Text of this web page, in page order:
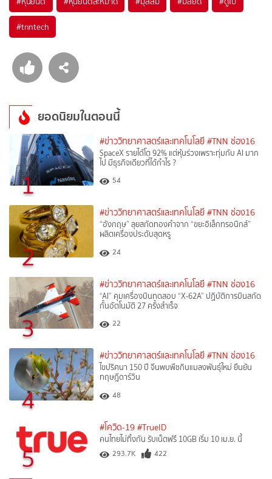
#tnntech
ยอดนิยมในตอนนี้
1
#ข่าววิทยาศาสตร์และเทคโนโลยี #TNN ช่อง16
SpaceX รายได้โต 92% แต่หุ้นร่วงเพราะทุ่มกับ AI มาก
ไป มีธุรกิจเดียวที่ได้กำไร ?
54
2
#ข่าววิทยาศาสตร์และเทคโนโลยี #TNN ช่อง16
“อังกฤษ” ลุยสกัดทองคำจาก “ขยะอิเล็กทรอนิกส์”
ผลิตเครื่องประดับสุดหรู
24
3
#ข่าววิทยาศาสตร์และเทคโนโลยี #TNN ช่อง16
“AI” คุมเครื่องบินทดสอบ “X-62A” ปฏิบัติการบินสกัด
กั้นอัตโนมัติ 27 ครั้งสำเร็จ
22
4
#ข่าววิทยาศาสตร์และเทคโนโลยี #TNN ช่อง16
ไขปริศนา 150 ปี จีนพบพืชกินแมลงพันธุ์ใหม่ ยืนยัน
ทฤษฎีดาร์วิน
48
5
#โควิด-19 #TrueID
คนไทยไม่ทิ้งกัน รับเน็ตฟรี 10GB เริ่ม 10 เม.ย. นี้
293.7K 422